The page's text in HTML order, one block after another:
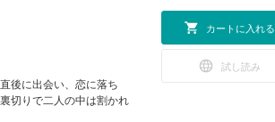
後に出会い、恋に落ち
切りで二人の中は割かれ
カートに入れる
試し読み